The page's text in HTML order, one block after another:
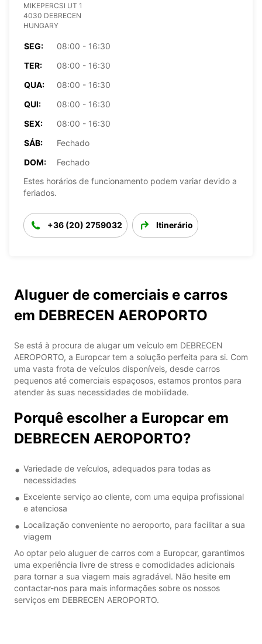
MIKEPERCSI UT 1
4030 DEBRECEN
HUNGARY
SEG:
08:00 - 16:30
TER:
08:00 - 16:30
QUA:
08:00 - 16:30
QUI:
08:00 - 16:30
SEX:
08:00 - 16:30
SÁB:
Fechado
DOM:
Fechado
Estes horários de funcionamento podem variar devido a
feriados.
+36 (20) 2759032 Itinerário
Aluguer de comerciais e carros
em DEBRECEN AEROPORTO
Se está à procura de alugar um veículo em DEBRECEN
AEROPORTO, a Europcar tem a solução perfeita para si. Com
uma vasta frota de veículos disponíveis, desde carros
pequenos até comerciais espaçosos, estamos prontos para
atender às suas necessidades de mobilidade.
Porquê escolher a Europcar em
DEBRECEN AEROPORTO?
Variedade de veículos, adequados para todas as
necessidades
Excelente serviço ao cliente, com uma equipa profissional
e atenciosa
Localização conveniente no aeroporto, para facilitar a sua
viagem
Ao optar pelo aluguer de carros com a Europcar, garantimos
uma experiência livre de stress e comodidades adicionais
para tornar a sua viagem mais agradável. Não hesite em
contactar-nos para mais informações sobre os nossos
serviços em DEBRECEN AEROPORTO.